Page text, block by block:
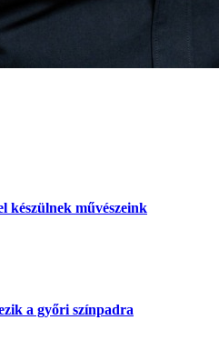
készülnek művészeink
a győri színpadra